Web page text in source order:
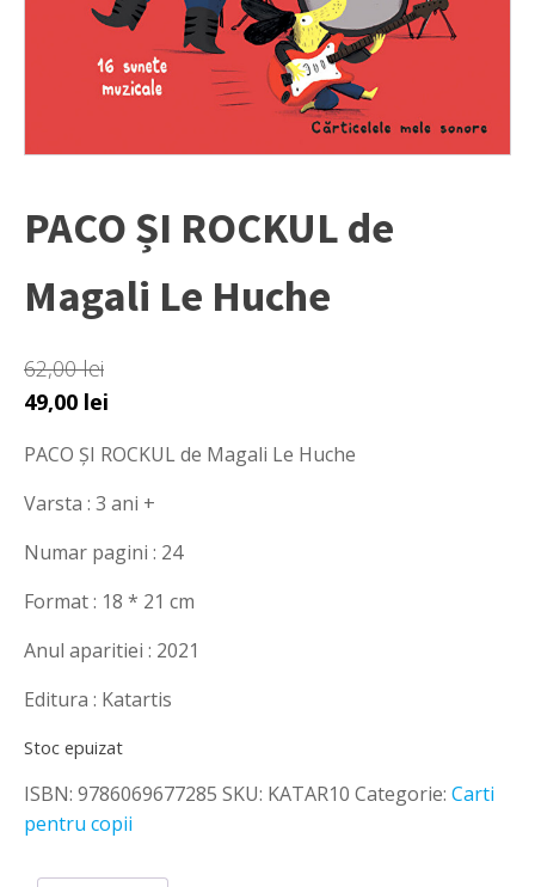
PACO ȘI ROCKUL de
Magali Le Huche
62,00lei
Prețul
a
fost:
49,00 lei
este:
49,00 lei.
PACO ȘI ROCKUL de Magali Le Huche
Varsta : 3 ani +
Numar pagini : 24
Format : 18 * 21 cm
Anul aparitiei : 2021
Editura : Katartis
Stoc epuizat
ISBN: 9786069677285 SKU: KATAR10 Categorie: Carti
pentru copii